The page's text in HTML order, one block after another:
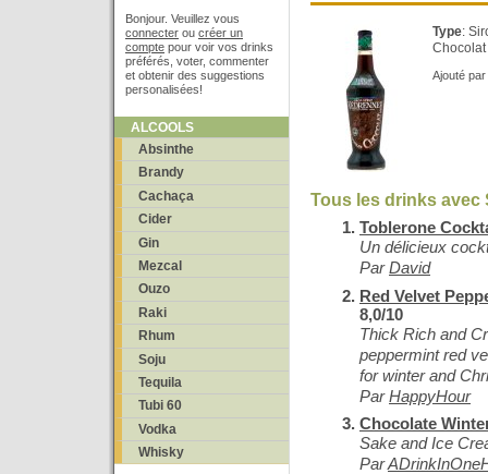
Bonjour. Veuillez vous
connecter ou créer un
compte pour voir vos drinks
préférés, voter, commenter
et obtenir des suggestions
personalisées!
ALCOOLS
Absinthe
Brandy
Cachaça
Cider
Gin
Mezcal
Ouzo
Raki
Rhum
Soju
Tequila
Tubi 60
Vodka
Whisky
Type:
Ajouté par
Tous les drinks avec
Toblerone
Un délicieux
ParDavid
Red Velvet
8,0/10
Thick Rich and
peppermint red
for winter and
ParHappyHour
Chocolate
Sake and Ice
Par